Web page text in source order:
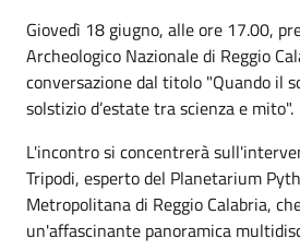
Giovedì 18 giugno, alle ore 17.00,
Archeologico Nazionale di Reggio
conversazione dal titolo "Quando il
solstizio d’estate tra scienza e mito".
L'incontro si concentrerà
Tripodi, esperto del Planetarium
Metropolitana di Reggio Calabria,
un'affascinante panoramica